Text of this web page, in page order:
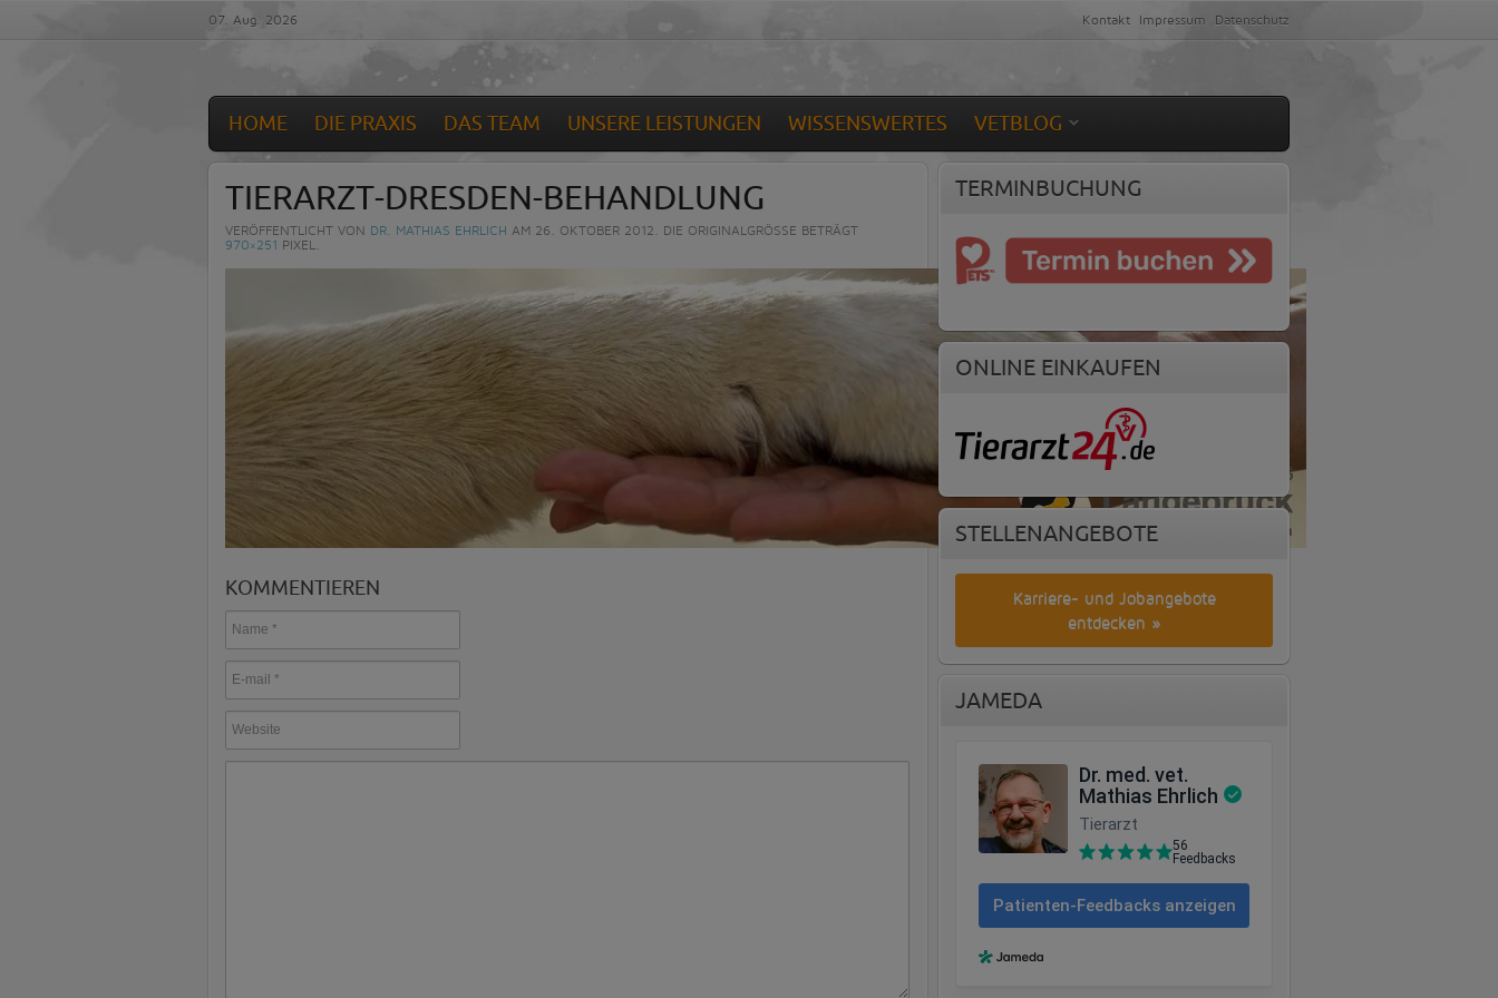
07. Aug. 2026 Kontakt Impressum Datenschutz
HOME DIE PRAXIS DAS TEAM UNSERE LEISTUNGEN WISSENSWERTES VETBLOG
TIERARZT-DRESDEN-BEHANDLUNG
VERÖFFENTLICHT VON DR. MATHIAS EHRLICH AM 26. OKTOBER 2012. DIE ORIGINALGRÖSSE BETRÄGT
970×251 PIXEL.
KOMMENTIEREN
TERMINBUCHUNG
ONLINE EINKAUFEN
STELLENANGEBOTE
Karriere- und Jobangebote
entdecken »
JAMEDA